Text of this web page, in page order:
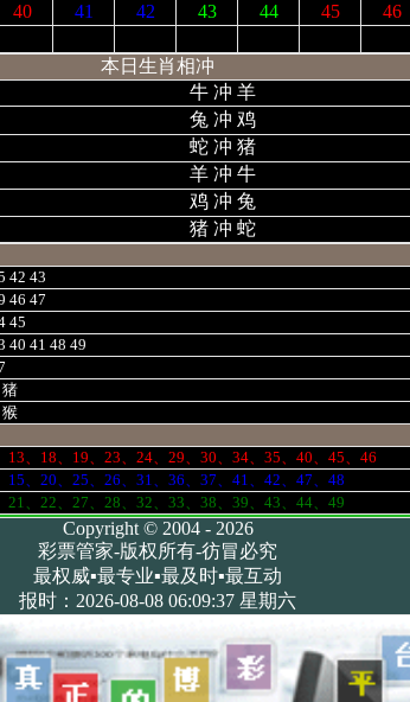
40 41 42 43 44 45 46
本日生肖相冲
牛 冲 羊
兔 冲 鸡
蛇 冲 猪
羊 冲 牛
鸡 冲 兔
猪 冲 蛇
42 43
46 47
45
40 41 48 49
13、18、19、23、24、29、30、34、35、40、45、46
15、20、25、26、31、36、37、41、42、47、48
21、22、27、28、32、33、38、39、43、44、49
Copyright © 2004 - 2026
彩票管家-版权所有-彷冒必究
最权威▪最专业▪最及时▪最互动
报时：2026-08-08 06:09:37 星期六